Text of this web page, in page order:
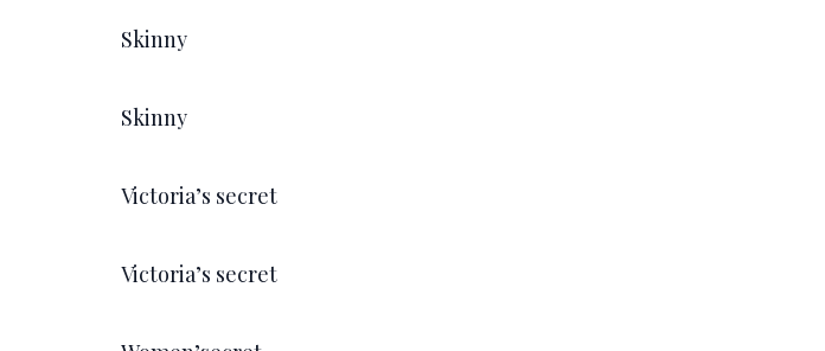
Skinny
Skinny
Victoria’s secret
Victoria’s secret